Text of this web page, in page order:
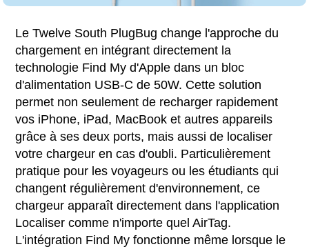
Le Twelve South PlugBug change l'approche du
chargement en intégrant directement la
technologie Find My d'Apple dans un bloc
d'alimentation USB-C de 50W. Cette solution
permet non seulement de recharger rapidement
vos iPhone, iPad, MacBook et autres appareils
grâce à ses deux ports, mais aussi de localiser
votre chargeur en cas d'oubli. Particulièrement
pratique pour les voyageurs ou les étudiants qui
changent régulièrement d'environnement, ce
chargeur apparaît directement dans l'application
Localiser comme n'importe quel AirTag.
L'intégration Find My fonctionne même lorsque le